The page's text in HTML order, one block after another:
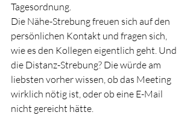
Tagesordnung.
Die Nähe-Strebung freuen sich auf den
persönlichen Kontakt und fragen sich,
wie es den Kollegen eigentlich geht. Und
die Distanz-Strebung? Die würde am
liebsten vorher wissen, ob das Meeting
wirklich nötig ist, oder ob eine E-Mail
nicht gereicht hätte.